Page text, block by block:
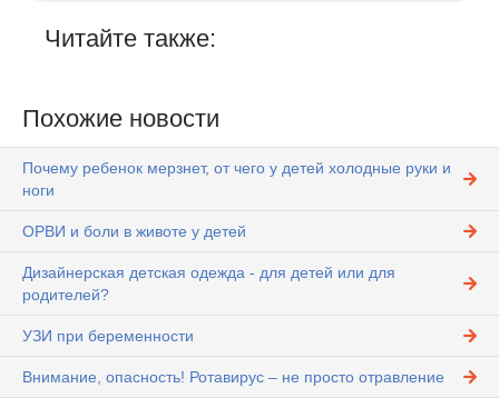
Читайте также:
Похожие новости
Почему ребенок мерзнет, от чего у детей холодные руки и
ноги
ОРВИ и боли в животе у детей
Дизайнерская детская одежда - для детей или для
родителей?
УЗИ при беременности
Внимание, опасность! Ротавирус – не просто отравление